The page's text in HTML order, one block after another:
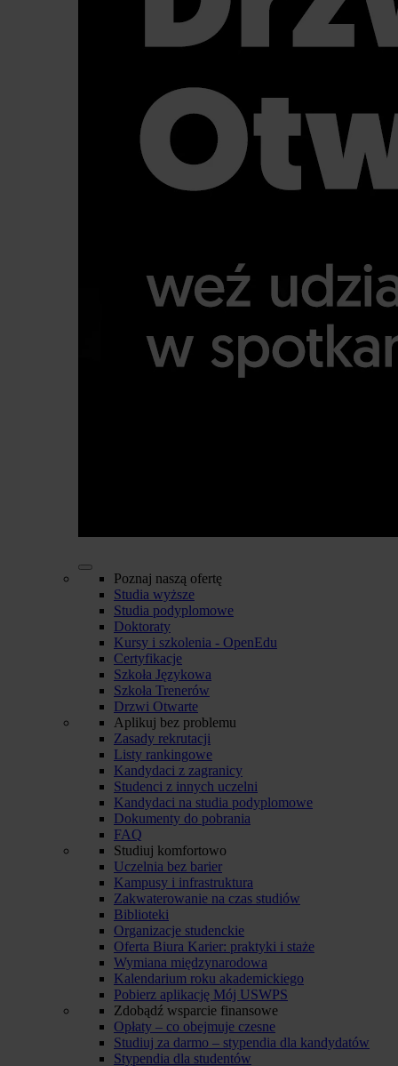
Poznaj naszą ofertę
Studia wyższe
Studia podyplomowe
Doktoraty
Kursy i szkolenia - OpenEdu
Certyfikacje
Szkoła Językowa
Szkoła Trenerów
Drzwi Otwarte
Aplikuj bez problemu
Zasady rekrutacji
Listy rankingowe
Kandydaci z zagranicy
Studenci z innych uczelni
Kandydaci na studia podyplomowe
Dokumenty do pobrania
FAQ
Studiuj komfortowo
Uczelnia bez barier
Kampusy i infrastruktura
Zakwaterowanie na czas studiów
Biblioteki
Organizacje studenckie
Oferta Biura Karier: praktyki i staże
Wymiana międzynarodowa
Kalendarium roku akademickiego
Pobierz aplikację Mój USWPS
Zdobądź wsparcie finansowe
Opłaty – co obejmuje czesne
Studiuj za darmo – stypendia dla kandydatów
Stypendia dla studentów